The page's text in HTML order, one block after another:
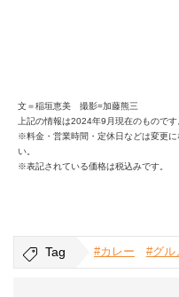
文＝稲垣恵美 撮影=加藤熊三
上記の情報は2024年9月現在のものです
※料金・営業時間・定休日などは変更
い。
※表記されている価格は税込みです。
Tag #カレー #グル